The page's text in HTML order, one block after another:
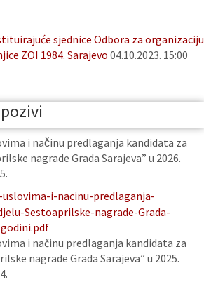
sjednice Odbora za organizaciju
ZOI 1984. Sarajevo 04.10.2023. 15:00
i načinu predlaganja kandidata za
nagrade Grada Sarajeva” u 2026.
i-nacinu-predlaganja-
Sestoaprilske-nagrade-Grada-
i načinu predlaganja kandidata za
nagrade Grada Sarajeva” u 2025.